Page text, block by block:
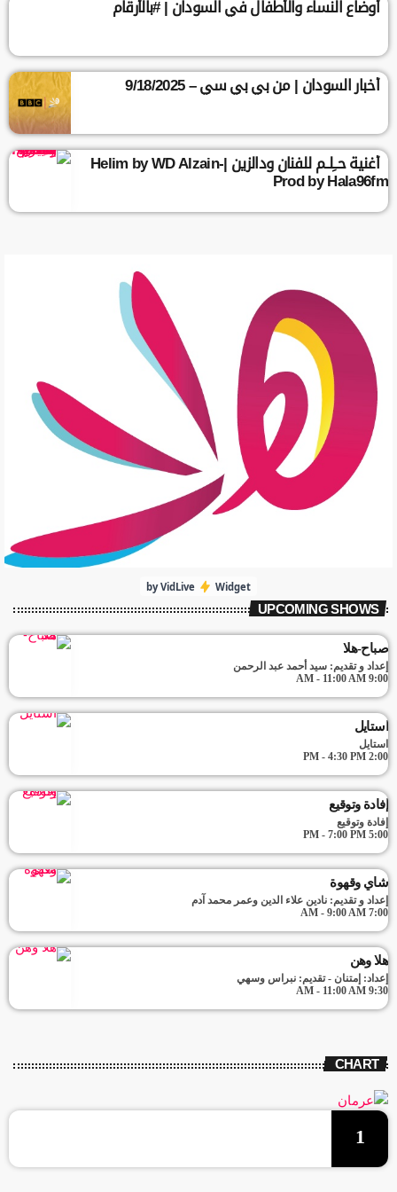
أوضاع النساء والأطفال في السودان | #بالأرقام
أخبار السودان | من بي بي سي – 9/18/2025
أغنية حــِلــم للفنان ودالزين |Helim by WD Alzain-
Prod by Hala96fm
Widget
by VidLive
UPCOMING SHOWS
صباح-هلا
إعداد و تقديم: سيد أحمد عبد الرحمن
9:00 AM - 11:00 AM
استايل
استايل
2:00 PM - 4:30 PM
إفادة وتوقيع
إفادة وتوقيع
5:00 PM - 7:00 PM
شاي وقهوة
إعداد و تقديم: نادين علاء الدين وعمر محمد آدم
7:00 AM - 9:00 AM
هلا وهن
إعداد: إمتنان - تقديم: نبراس وسهي
9:30 AM - 11:00 AM
CHART
1